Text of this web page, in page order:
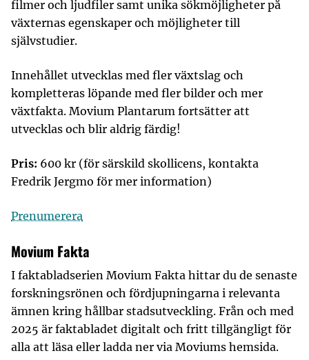
filmer och ljudfiler samt unika sökmöjligheter på
växternas egenskaper och möjligheter till
självstudier.
Innehållet utvecklas med fler växtslag och
kompletteras löpande med fler bilder och mer
växtfakta. Movium Plantarum fortsätter att
utvecklas och blir aldrig färdig!
Pris: 600 kr (för särskild skollicens, kontakta
Fredrik Jergmo för mer information)
Prenumerera
Movium Fakta
I faktabladserien Movium Fakta hittar du de senaste
forskningsrönen och fördjupningarna i relevanta
ämnen kring hållbar stadsutveckling. Från och med
2025 är faktabladet digitalt och fritt tillgängligt för
alla att läsa eller ladda ner via Moviums hemsida.